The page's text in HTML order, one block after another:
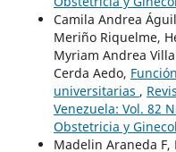
Camila Andrea
Meriño Riquelme,
Myriam Andrea
Cerda Aedo,
universitarias ,
Venezuela: Vol. 82
Obstetricia y
Madelin Araneda F,